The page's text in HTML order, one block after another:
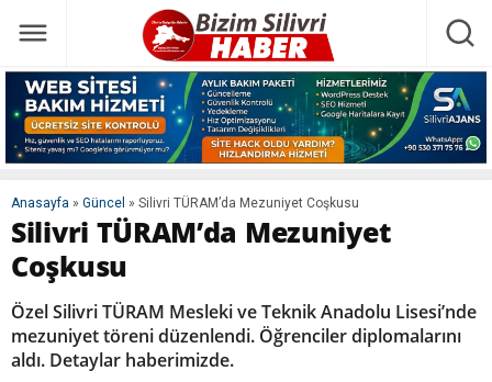
Anasayfa » Güncel » Silivri TÜRAM’da Mezuniyet Coşkusu
Silivri TÜRAM’da Mezuniyet
Coşkusu
Özel Silivri TÜRAM Mesleki ve Teknik Anadolu Lisesi’nde
mezuniyet töreni düzenlendi. Öğrenciler diplomalarını
aldı. Detaylar haberimizde.